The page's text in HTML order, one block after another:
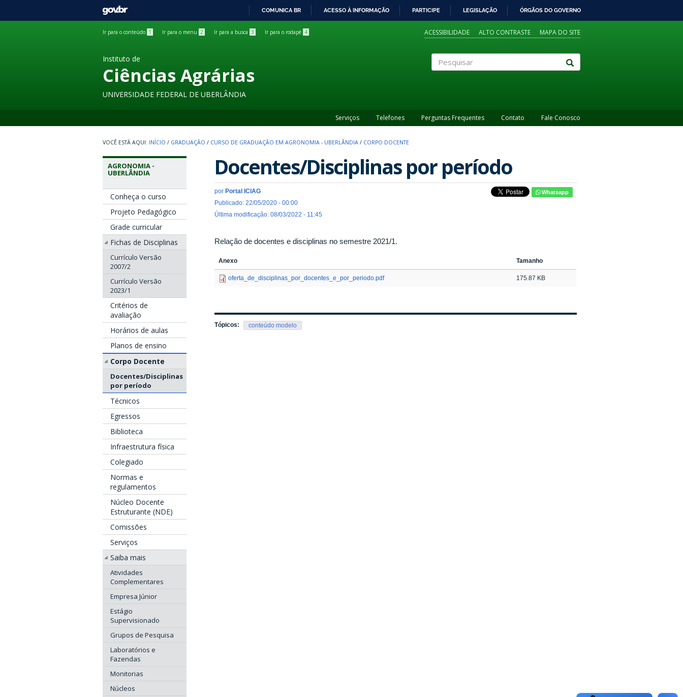
GOVBR
COMUNICA BR ACESSO À INFORMAÇÃO PARTICIPE LEGISLAÇÃO ÓRGÃOS DO GOVERNO
Ir para o conteúdo 1 Ir para o menu 2 Ir para a busca 3 Ir para o rodapé 4 ACESSIBILIDADE ALTO CONTRASTE MAPA DO SITE
Instituto de
Ciências Agrárias
UNIVERSIDADE FEDERAL DE UBERLÂNDIA
Serviços Telefones Perguntas Frequentes Contato Fale Conosco
INÍCIO / GRADUAÇÃO / CURSO DE GRADUAÇÃO EM AGRONOMIA - UBERLÂNDIA / CORPO DOCENTE
AGRONOMIA -
UBERLÂNDIA
Conheça o curso
Projeto Pedagógico
Grade curricular
Fichas de Disciplinas
Currículo Versão
2007/2
Currículo Versão
2023/1
Critérios de
avaliação
Horários de aulas
Planos de ensino
Corpo Docente
Docentes/Disciplinas
por período
Técnicos
Egressos
Biblioteca
Infraestrutura física
Colegiado
Normas e
regulamentos
Núcleo Docente
Estruturante (NDE)
Comissões
Serviços
Saiba mais
Atividades
Complementares
Empresa Júnior
Estágio
Supervisionado
Grupos de Pesquisa
Laboratórios e
Fazendas
Monitorias
Núcleos
Docentes/Disciplinas por período
por Portal ICIAG
Publicado: 22/05/2020 - 00:00
Última modificação: 08/03/2022 - 11:45
Whatsapp
Relação de docentes e disciplinas no semestre 2021/1.
Anexo Tamanho
oferta_de_disciplinas_por_docentes_e_por_periodo.pdf 175.87 KB
Tópicos: conteúdo modelo